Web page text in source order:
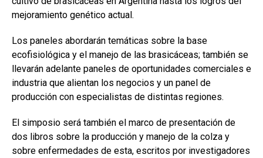
mejoramiento genético actual.
Los paneles abordarán temáticas sobre la base
ecofisiológica y el manejo de las brasicáceas; también se
llevarán adelante paneles de oportunidades comerciales e
industria que alientan los negocios y un panel de
producción con especialistas de distintas regiones.
El simposio será también el marco de presentación de
dos libros sobre la producción y manejo de la colza y
sobre enfermedades de esta, escritos por investigadores